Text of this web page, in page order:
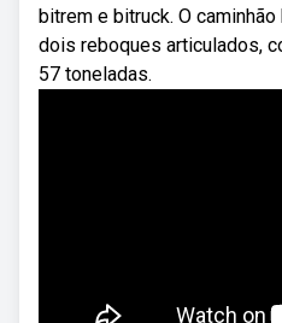
bitrem e bitruck. O
dois reboques articulados,
57 toneladas.